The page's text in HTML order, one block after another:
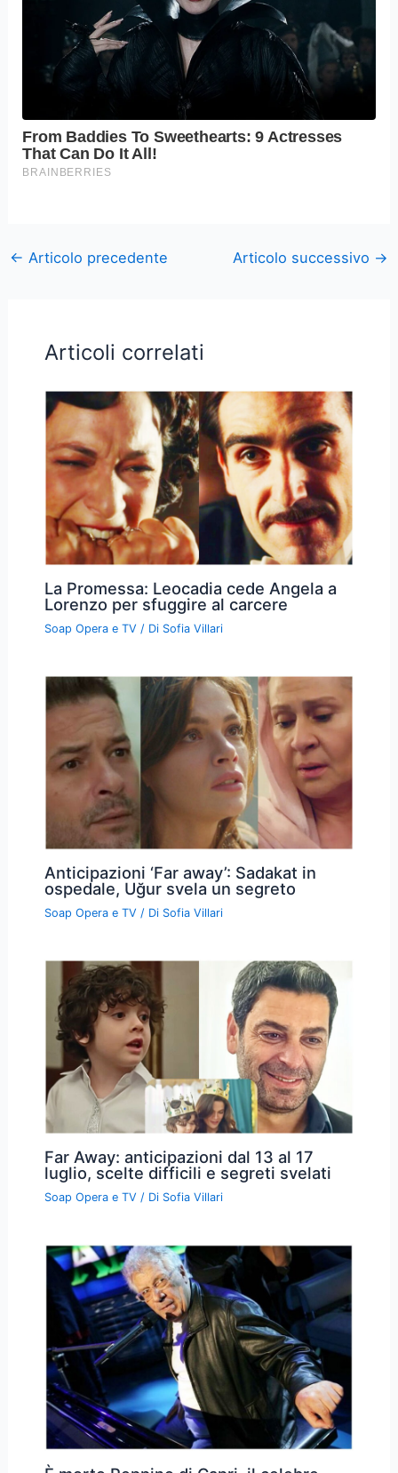
← Articolo precedente Articolo successivo →
Articoli correlati
La Promessa: Leocadia cede Angela a
Lorenzo per sfuggire al carcere
Soap Opera e TV / Di Sofia Villari
Anticipazioni ‘Far away’: Sadakat in
ospedale, Uğur svela un segreto
Soap Opera e TV / Di Sofia Villari
Far Away: anticipazioni dal 13 al 17
luglio, scelte difficili e segreti svelati
Soap Opera e TV / Di Sofia Villari